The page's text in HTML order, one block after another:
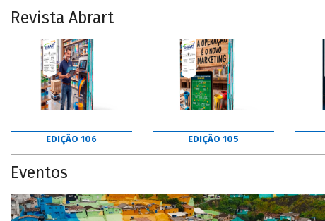
Revista Abrart
EDIÇÃO 106 EDIÇÃO 105
Eventos